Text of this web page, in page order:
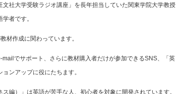
社大学受験ラジオ講座」を長年担当していた関東学院大学教授
者です。
材作成に関わっています。
でサポート、さらに教材購入者だけが参加できるSNS、「英
ンアップに役にたちます。
編）」は英語が苦手な人、初心者を対象に開発されています。